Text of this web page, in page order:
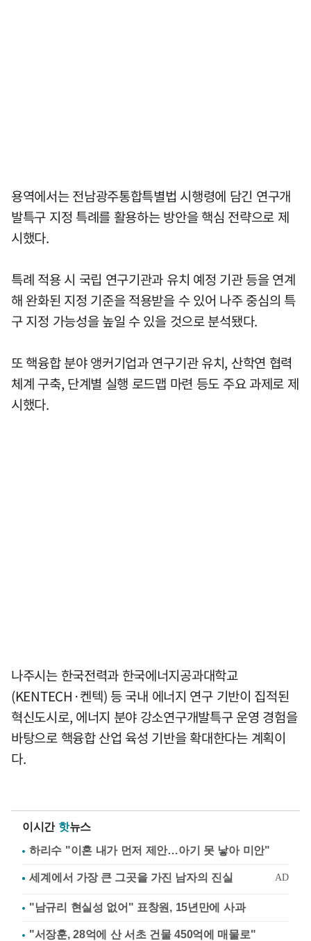
용역에서는 전남광주통합특별법 시행령에 담긴 연구개
발특구 지정 특례를 활용하는 방안을 핵심 전략으로 제
시했다.
특례 적용 시 국립 연구기관과 유치 예정 기관 등을 연계
해 완화된 지정 기준을 적용받을 수 있어 나주 중심의 특
구 지정 가능성을 높일 수 있을 것으로 분석됐다.
또 핵융합 분야 앵커기업과 연구기관 유치, 산학연 협력
체계 구축, 단계별 실행 로드맵 마련 등도 주요 과제로 제
시했다.
나주시는 한국전력과 한국에너지공과대학교
(KENTECH·켄텍) 등 국내 에너지 연구 기반이 집적된
혁신도시로, 에너지 분야 강소연구개발특구 운영 경험을
바탕으로 핵융합 산업 육성 기반을 확대한다는 계획이
다.
이시간 핫뉴스
하리수 "이혼 내가 먼저 제안…아기 못 낳아 미안"
"남규리 현실성 없어" 표창원, 15년만에 사과
"서장훈, 28억에 산 서초 건물 450억에 매물로"